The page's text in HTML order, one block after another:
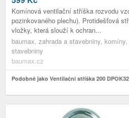
Komínová ventilační stříška rozvodu
pozinkovaného plechu). Protidešťová
vložky, která slouží k ochran...
baumax, zahrada a stavebniny,
stavebniny
baumax.cz
Podobně jako Ventilační stříška 200 DPOK32